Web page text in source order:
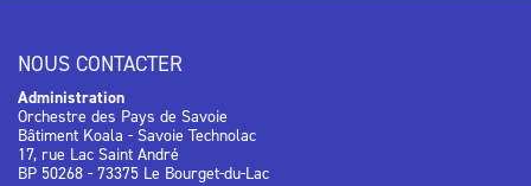
NOUS CONTACTER
Administration
Orchestre des Pays de Savoie
Bâtiment Koala - Savoie Technolac
17, rue Lac Saint André
BP 50268 - 73375 Le Bourget-du-Lac